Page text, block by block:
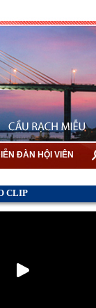
ĐÀN HỘI VIÊN
CLIP